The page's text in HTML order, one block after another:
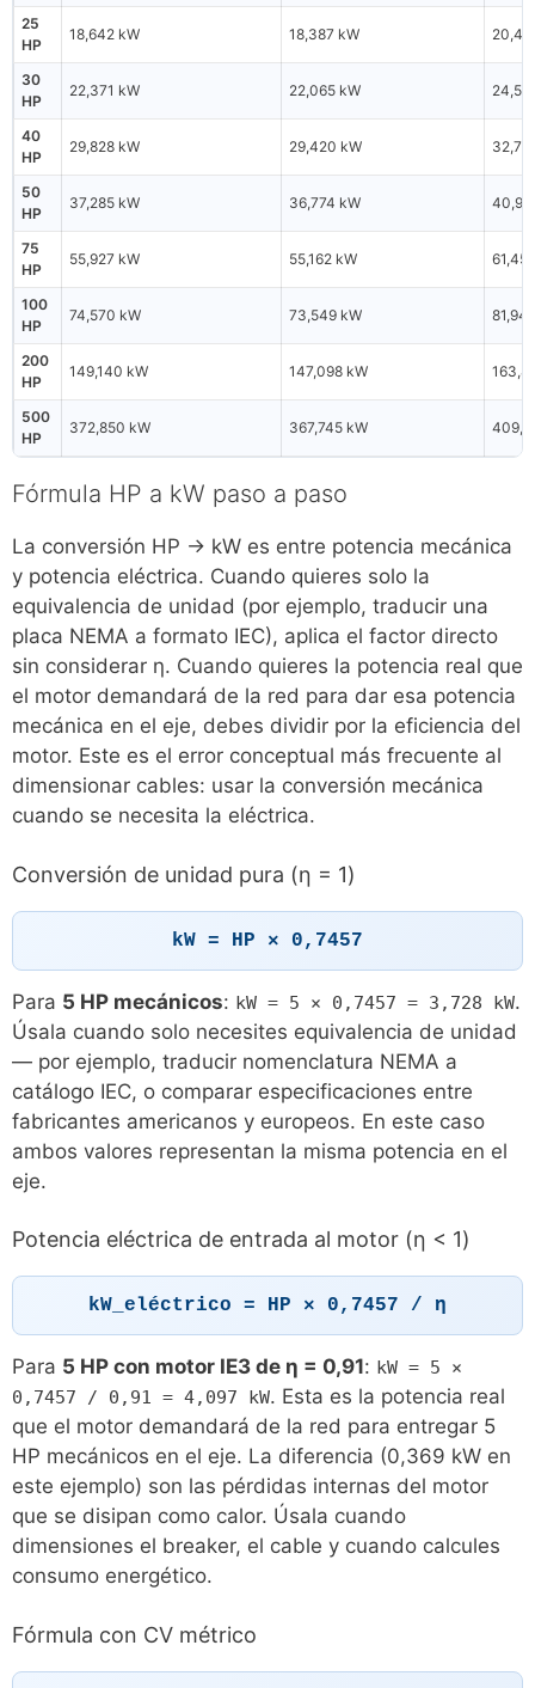
25
HP
18,642 kW 18,387 kW
30
HP
22,371 kW 22,065 kW
40
HP
29,828 kW 29,420 kW
50
HP
37,285 kW 36,774 kW
75
HP
55,927 kW 55,162 kW
100
HP
74,570 kW 73,549 kW
200
HP
149,140 kW 147,098 kW
500
HP
372,850 kW 367,745 kW
Fórmula HP a kW paso a paso
La conversión HP → kW es entre potencia mecánica
y potencia eléctrica. Cuando quieres solo la
equivalencia de unidad (por ejemplo, traducir una
placa NEMA a formato IEC), aplica el factor directo
sin considerar η. Cuando quieres la potencia real que
el motor demandará de la red para dar esa potencia
mecánica en el eje, debes dividir por la eficiencia del
motor. Este es el error conceptual más frecuente al
dimensionar cables: usar la conversión mecánica
cuando se necesita la eléctrica.
Conversión de unidad pura (η = 1)
kW = HP × 0,7457
Para 5 HP mecánicos: kW = 5 × 0,7457 = 3,728 kW.
Úsala cuando solo necesites equivalencia de unidad
— por ejemplo, traducir nomenclatura NEMA a
catálogo IEC, o comparar especificaciones entre
fabricantes americanos y europeos. En este caso
ambos valores representan la misma potencia en el
eje.
Potencia eléctrica de entrada al motor (η < 1)
kW_eléctrico = HP × 0,7457 / η
Para 5 HP con motor IE3 de η = 0,91: kW = 5 ×
0,7457 / 0,91 = 4,097 kW. Esta es la potencia real
que el motor demandará de la red para entregar 5
HP mecánicos en el eje. La diferencia (0,369 kW en
este ejemplo) son las pérdidas internas del motor
que se disipan como calor. Úsala cuando
dimensiones el breaker, el cable y cuando calcules
consumo energético.
Fórmula con CV métrico